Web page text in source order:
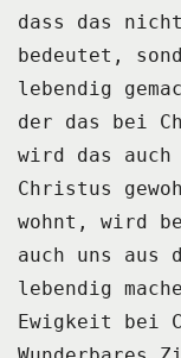
dass das
bedeutet,
lebendig
der das bei
wird das
Christus
wohnt,
wird
auch uns aus
lebendig
Ewigkeit bei